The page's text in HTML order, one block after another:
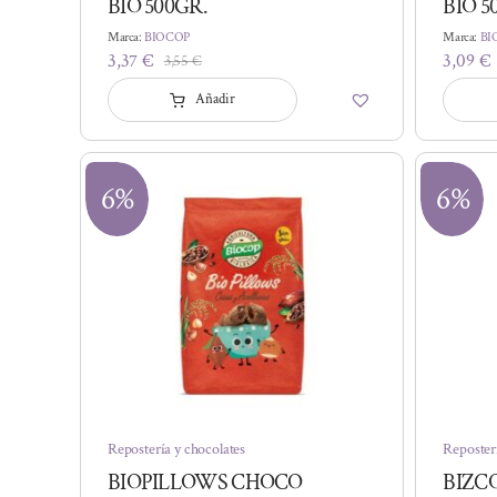
BIO 500GR.
Marca:BIOCOP
3,55€El
precio
original
era:
3,37€
El
precio
actual
es:
Añadir
BIO
Marca:
3,09€
6%
Repostería y chocolates
BIOPILLOWS CHOCO
6%